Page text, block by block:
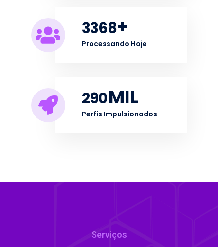
3368+
Processando Hoje
290MIL
Perfis Impulsionados
Serviços